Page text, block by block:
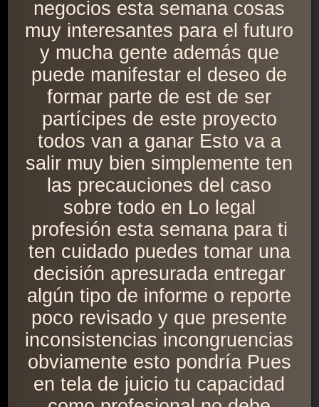
negocios esta semana cosas
muy interesantes para el futuro
y mucha gente además que
puede manifestar el deseo de
formar parte de est de ser
partícipes de este proyecto
todos van a ganar Esto va a
salir muy bien simplemente ten
las precauciones del caso
sobre todo en Lo legal
profesión esta semana para ti
ten cuidado puedes tomar una
decisión apresurada entregar
algún tipo de informe o reporte
poco revisado y que presente
inconsistencias incongruencias
obviamente esto pondría Pues
en tela de juicio tu capacidad